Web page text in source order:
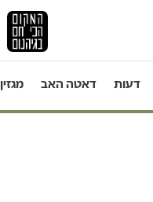
דעות דאטה האב מגזין